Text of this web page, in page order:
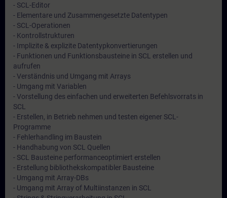
- SCL-Editor
- Elementare und Zusammengesetzte Datentypen
- SCL-Operationen
- Kontrollstrukturen
- Implizite & explizite Datentypkonvertierungen
- Funktionen und Funktionsbausteine in SCL erstellen und
aufrufen
- Verständnis und Umgang mit Arrays
- Umgang mit Variablen
- Vorstellung des einfachen und erweiterten Befehlsvorrats in
SCL
- Erstellen, in Betrieb nehmen und testen eigener SCL-
Programme
- Fehlerhandling im Baustein
- Handhabung von SCL Quellen
- SCL Bausteine performanceoptimiert erstellen
- Erstellung bibliothekskompatibler Bausteine
- Umgang mit Array-DBs
- Umgang mit Array of Multiinstanzen in SCL